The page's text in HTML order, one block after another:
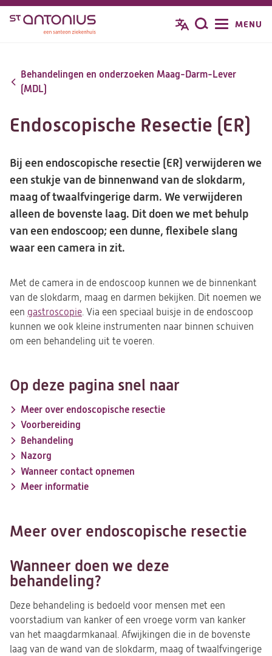
Overslaan
inhoud
gaan
Zoeken
MENU
Behandelingen en onderzoeken Maag-Darm-Lever
(MDL)
Endoscopische Resectie (ER)
Bij een endoscopische resectie (ER) verwijderen we
een stukje van de binnenwand van de slokdarm,
maag of twaalfvingerige darm. We verwijderen
alleen de bovenste laag. Dit doen we met behulp
van een endoscoop; een dunne, flexibele slang
waar een camera in zit.
Met de camera in de endoscoop kunnen we de binnenkant
van de slokdarm, maag en darmen bekijken. Dit noemen we
een gastroscopie. Via een speciaal buisje in de endoscoop
kunnen we ook kleine instrumenten naar binnen schuiven
om een behandeling uit te voeren.
Op deze pagina snel naar
Meer over endoscopische resectie
Voorbereiding
Behandeling
Nazorg
Wanneer contact opnemen
Meer informatie
Meer over endoscopische resectie
Wanneer doen we deze
behandeling?
Deze behandeling is bedoeld voor mensen met een
voorstadium van kanker of een vroege vorm van kanker
van het maagdarmkanaal. Afwijkingen die in de bovenste
laag van de wand van de slokdarm, maag of twaalfvingerige